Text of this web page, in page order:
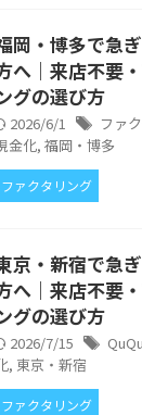
岡・博多で急
へ｜来店不要
グの選び方
2026/6/1 ファ
金化, 福岡・博多
ファクタリング
京・新宿で急
へ｜来店不要
グの選び方
2026/7/15
, 東京・新宿
ファクタリング